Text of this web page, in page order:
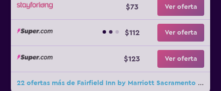
$73 Ver oferta
$112 Ver oferta
$123 Ver oferta
22 ofertas más de Fairfield Inn by Marriott Sacramento Cal Expo